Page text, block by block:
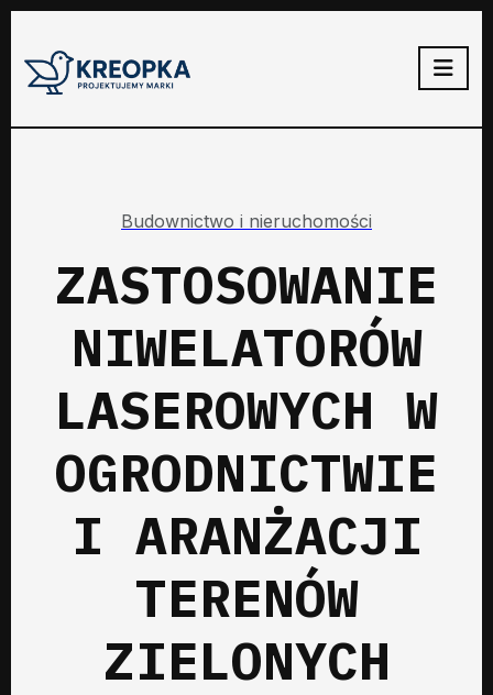
Budownictwo i nieruchomości
ZASTOSOWANIE
NIWELATORÓW
LASEROWYCH W
OGRODNICTWIE
I ARANŻACJI
TERENÓW
ZIELONYCH